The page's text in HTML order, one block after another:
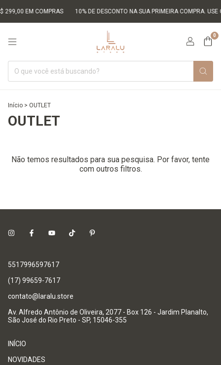
299,00 EM COMPRAS 10% DE DESCONTO NA SUA PRIMEIRA COMPRA. USE
0
Início > OUTLET
OUTLET
Não temos resultados para sua pesquisa. Por favor, tente
com outros filtros.
5517996597617
(17) 99659-7617
contato@laralu.store
Av. Alfredo Antônio de Oliveira, 2077 - Box 126 - Jardim Planalto,
São José do Rio Preto - SP, 15046-355
INÍCIO
NOVIDADES